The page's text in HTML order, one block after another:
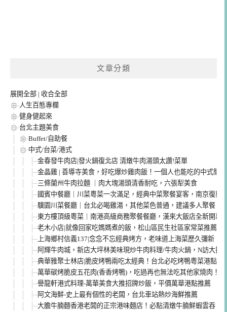
文章分類
展開全部 | 收合全部
人生百態專欄
健身健起來
台北主題美食
Buffet/自助餐
中式/台菜/港式
金春發牛肉店|發火鍋復北店 清燉牛肉湯頭太讚!菜單
金晶雞 | 善導寺美食，好吃爆炒雞肉飯！一個人也能吃的中式簡
三條蘭州牛肉拉麵 ｜肉大塊湯頭清香耐吃，六張犁美食
國賓中餐廳｜川菜粵菜一次滿足，經典中菜聚餐宴客，南京復興
驥園川菜餐廳｜台北必喝雞湯，其他菜色普通，建議多人聚餐
東方樓頂級粵菜｜南港高級商務聚餐餐廳，漢來大飯店全新開幕
老木小店|就像回家吃媽媽煮的飯，松山區民生社區家常菜推薦
上海鄉村信義137|念念不忘經典烤方，老味道上海菜歷久彌新
阿輝牛肉城，新店大坪林美味現炒牛肉料理/牛肉火鍋，N訪大推
典華雅聚士林店|脆皮烤鴨兩吃太經典！台北必吃烤鴨粵菜港點包
萬華碳烤脆皮五花肉(香香烤鴨)，吃過再也無法吃其他家燒肉！
譽龍軒港式料理-萬華美食大推招牌炒飯，平價萬華港點推薦
阿文海鮮-史上最有個性的老闆，台北車站熱炒海鮮推薦
大膽牛腩麵香港老闆的正宗港味麵店！必點清燉牛腩鮮蝦雲吞，